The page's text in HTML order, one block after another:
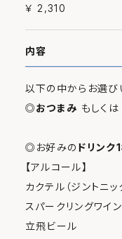
￥ 2,310
内容
以下の中からお選び
◎おつまみ もしく
◎お好みの ドリンク
【アルコール】
カクテル（ジントニ
スパークリングワ
立飛ビール